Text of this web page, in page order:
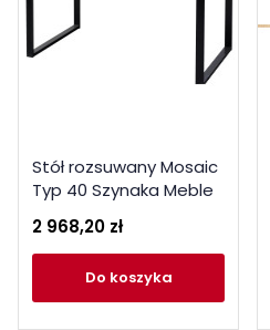
Stół rozsuwany Mosaic
Typ 40 Szynaka Meble
2 968,20 zł
do koszyka